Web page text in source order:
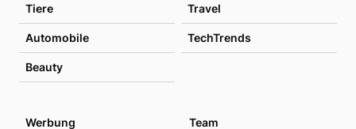
Tiere Travel
Automobile TechTrends
Beauty
Werbung Team